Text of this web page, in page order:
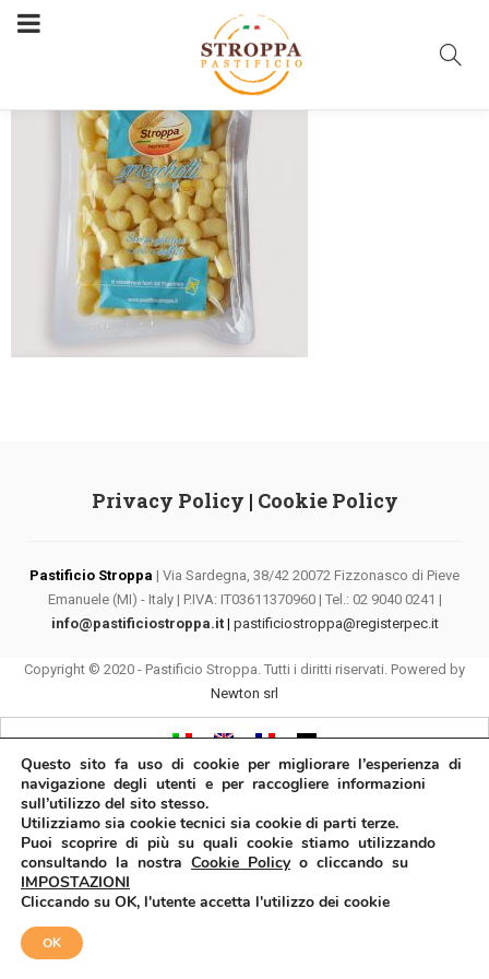
Privacy Policy | Cookie Policy
Pastificio Stroppa | Via Sardegna, 38/42 20072 Fizzonasco di Pieve
Emanuele (MI) - Italy | P.IVA: IT03611370960 | Tel.: 02 9040 0241 |
info@pastificiostroppa.it| pastificiostroppa@registerpec.it
Copyright © 2020 - Pastificio Stroppa. Tutti i diritti riservati. Powered by
Newton srl
Questo sito fa uso di cookie per migliorare l’esperienza di
navigazione degli utenti e per raccogliere informazioni
sull’utilizzo del sito stesso.
Utilizziamo sia cookie tecnici sia cookie di parti terze.
Puoi scoprire di più su quali cookie stiamo utilizzando
consultando la nostra Cookie Policyo cliccando su
IMPOSTAZIONI
Cliccando su OK, l'utente accetta l'utilizzo dei cookie
OK